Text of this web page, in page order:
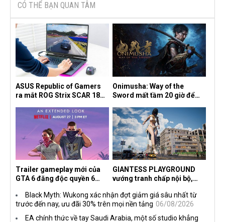
CÓ THỂ BẠN QUAN TÂM
ASUS Republic of Gamers
ra mắt ROG Strix SCAR 18
Onimusha: Way of the
Sword mất tầm 20 giờ để
dành cho newbie và lão làng
Trailer gameplay mới của
GTA 6 đăng độc quyền 6
đang quá tham?
GIANTESS PLAYGROUND
vướng tranh chấp nội bộ,
ngầm chiếm đoạt doanh thu
Black Myth: Wukong xác nhận đợt giảm giá sâu nhất từ
trước đến nay, ưu đãi 30% trên mọi nền tảng 06/08/2026
EA chính thức về tay Saudi Arabia, một số studio khẳng